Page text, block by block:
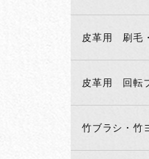
皮革用 刷毛
皮革用 回転
竹ブラシ・竹